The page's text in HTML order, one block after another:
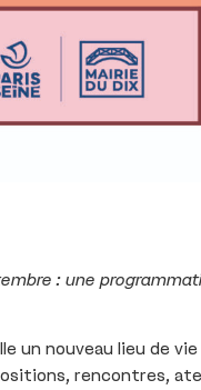
: une
un nouveau lieu de
rencontres,